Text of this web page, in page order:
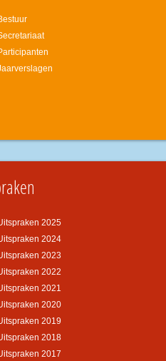
2025
2024
2023
2022
2021
2020
2019
2018
2017